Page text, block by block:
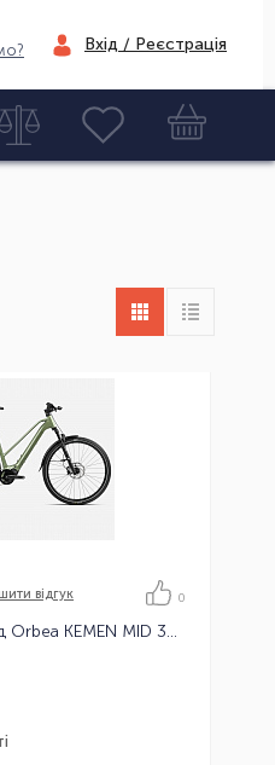
Вхід / Реєстрація
вiдгук 0
Електровелосипед Orbea KEMEN MID 30 24